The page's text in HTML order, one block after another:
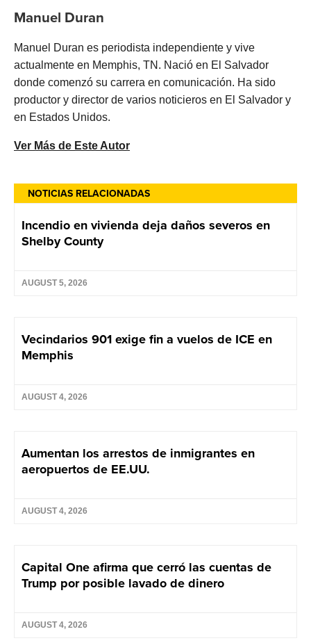
NOTICIAS RELACIONADAS
Incendio en vivienda deja daños severos en
Shelby County
AUGUST 5, 2026
Vecindarios 901 exige fin a vuelos de ICE en
Memphis
AUGUST 4, 2026
Aumentan los arrestos de inmigrantes en
aeropuertos de EE.UU.
AUGUST 4, 2026
Capital One afirma que cerró las cuentas de
Trump por posible lavado de dinero
AUGUST 4, 2026
Manuel Duran
Manuel Duran es periodista independiente y vive
actualmente en Memphis, TN. Nació en El Salvador
donde comenzó su carrera en comunicación. Ha sido
productor y director de varios noticieros en El Salvador y
en Estados Unidos.
Ver Más de Este Autor